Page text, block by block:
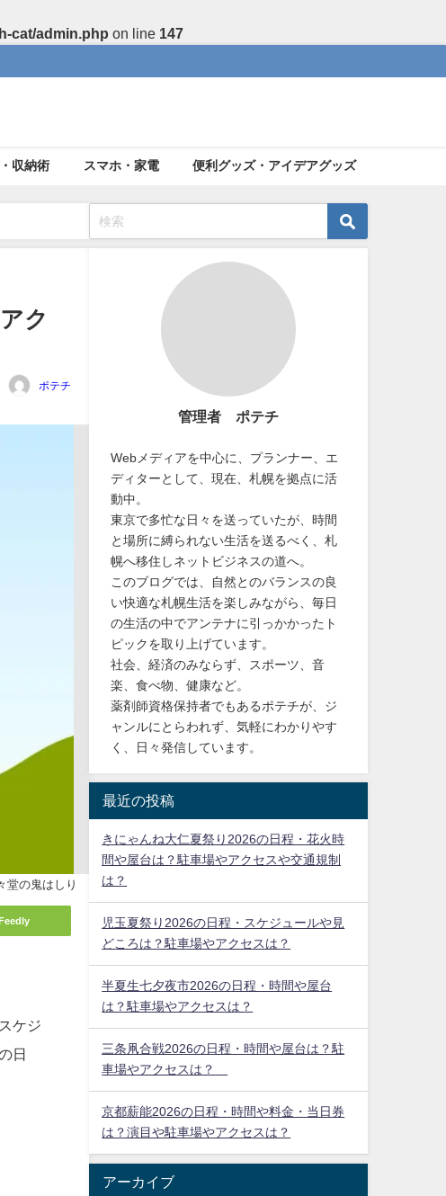
cat/admin.php on line 147
収納術 スマホ・家電 便利グッズ・アイデアグッズ
ク
ポテチ
堂の鬼はしり
管理者 ポテチ
Webメディアを中心に、プランナー、エ
ディターとして、現在、札幌を拠点に活
動中。
東京で多忙な日々を送っていたが、時間
と場所に縛られない生活を送るべく、札
幌へ移住しネットビジネスの道へ。
このブログでは、自然とのバランスの良
い快適な札幌生活を楽しみながら、毎日
の生活の中でアンテナに引っかかったト
ピックを取り上げています。
社会、経済のみならず、スポーツ、音
楽、食べ物、健康など。
薬剤師資格保持者でもあるポテチが、ジ
ャンルにとらわれず、気軽にわかりやす
く、日々発信しています。
最近の投稿
きにゃんね大仁夏祭り2026の日程・花火時
間や屋台は？駐車場やアクセスや交通規制
は？
児玉夏祭り2026の日程・スケジュールや見
どころは？駐車場やアクセスは？
半夏生七夕夜市2026の日程・時間や屋台
は？駐車場やアクセスは？
三条凧合戦2026の日程・時間や屋台は？駐
車場やアクセスは？
京都薪能2026の日程・時間や料金・当日券
は？演目や駐車場やアクセスは？
アーカイブ